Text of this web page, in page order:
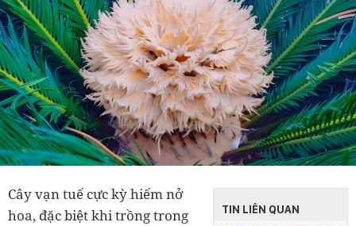
TIN LIÊN QUAN
Cây vạn tuế cực kỳ hiếm nở
hoa, đặc biệt khi trồng trong